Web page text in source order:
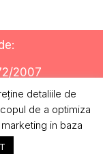
2007
Politica cookies
detaliile de
de a optimiza
in baza